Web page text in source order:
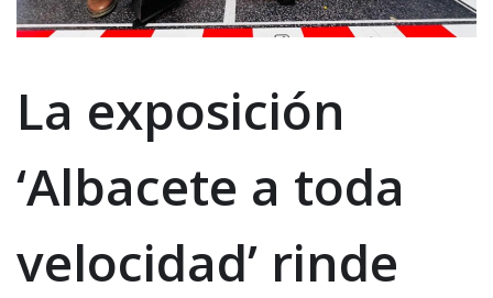
La exposición
‘Albacete a toda
velocidad’ rinde